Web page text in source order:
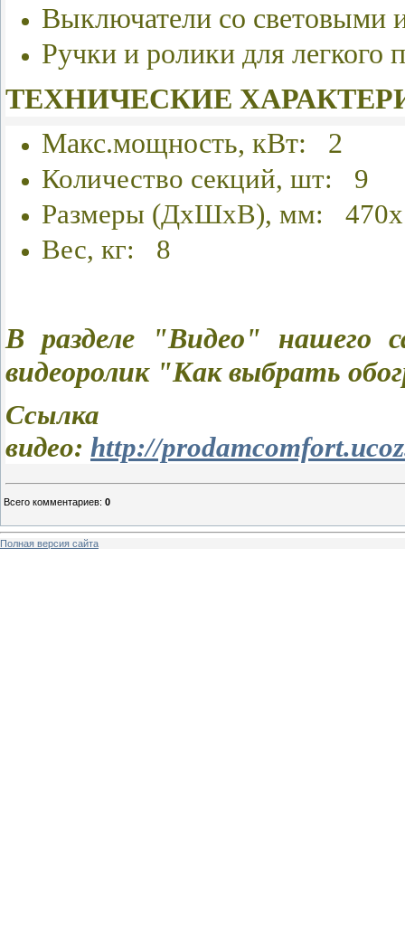
Выключатели со световыми
Ручки и ролики для легкого
ТЕХНИЧЕСКИЕ
Макс.мощность, кВт: 2
Количество секций, шт: 9
Размеры (ДхШхВ), мм:
Вес, кг: 8
В разделе "Видео" нашего
видеоролик "Как выбрать
видео: http://
Всего комментариев: 0
Полная версия сайта